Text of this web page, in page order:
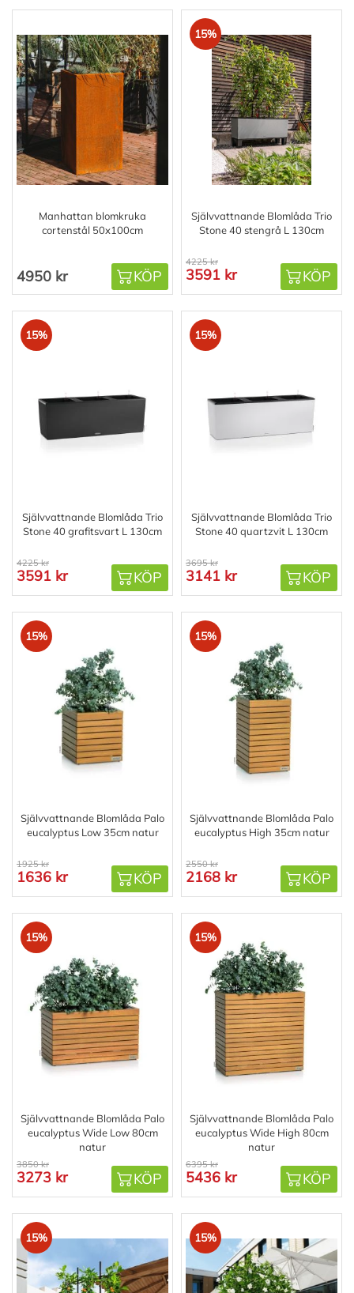
Manhattan blomkruka
cortenstål 50x100cm
4950 kr KÖP
15%
Självvattnande Blomlåda Trio
Stone 40 stengrå L 130cm
4225 kr
3591 kr KÖP
15%
Självvattnande Blomlåda Trio
Stone 40 grafitsvart L 130cm
4225 kr
3591 kr KÖP
15%
Självvattnande Blomlåda Trio
Stone 40 quartzvit L 130cm
3695 kr
3141 kr KÖP
15%
Självvattnande Blomlåda Palo
eucalyptus Low 35cm natur
1925 kr
1636 kr KÖP
15%
Självvattnande Blomlåda Palo
eucalyptus High 35cm natur
2550 kr
2168 kr KÖP
15%
Självvattnande Blomlåda Palo
eucalyptus Wide Low 80cm
natur
3850 kr
3273 kr KÖP
15%
Självvattnande Blomlåda Palo
eucalyptus Wide High 80cm
natur
6395 kr
5436 kr KÖP
15% 15%